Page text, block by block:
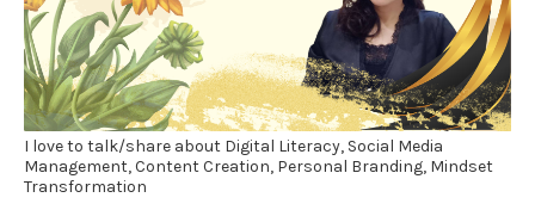
I love to talk/share about Digital Literacy, Social Media
Management, Content Creation, Personal Branding, Mindset
Transformation